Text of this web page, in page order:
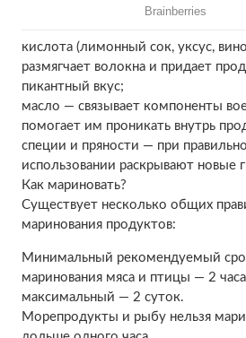
кислота (лимонный сок, уксус,
размягчает волокна и придает
пикантный вкус;
масло — связывает компоненты
помогает им проникать внутрь
специи и пряности — при
использовании раскрывают новые
Как мариновать?
Существует несколько общих
маринования продуктов:
Минимальный рекомендуемый
маринования мяса и птицы — 2
максимальный — 2 суток.
Морепродукты и рыбу нельзя